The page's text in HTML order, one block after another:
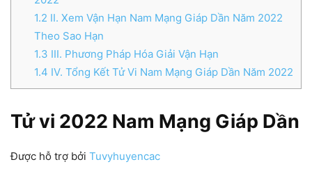
1.2 II. Xem Vận Hạn Nam Mạng Giáp Dần Năm 2022
Theo Sao Hạn
1.3 III. Phương Pháp Hóa Giải Vận Hạn
1.4 IV. Tổng Kết Tử Vi Nam Mạng Giáp Dần Năm 2022
Tử vi 2022 Nam Mạng Giáp Dần
Được hỗ trợ bởi Tuvyhuyencac